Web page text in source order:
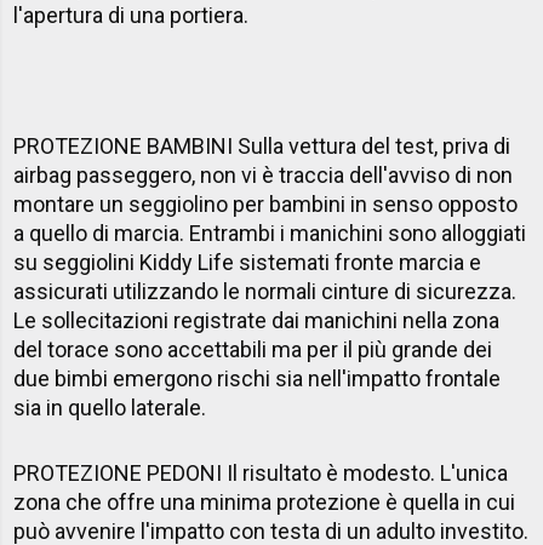
l'apertura di una portiera.
PROTEZIONE BAMBINI Sulla vettura del test, priva di
airbag passeggero, non vi è traccia dell'avviso di non
montare un seggiolino per bambini in senso opposto
a quello di marcia. Entrambi i manichini sono alloggiati
su seggiolini Kiddy Life sistemati fronte marcia e
assicurati utilizzando le normali cinture di sicurezza.
Le sollecitazioni registrate dai manichini nella zona
del torace sono accettabili ma per il più grande dei
due bimbi emergono rischi sia nell'impatto frontale
sia in quello laterale.
PROTEZIONE PEDONI Il risultato è modesto. L'unica
zona che offre una minima protezione è quella in cui
può avvenire l'impatto con testa di un adulto investito.